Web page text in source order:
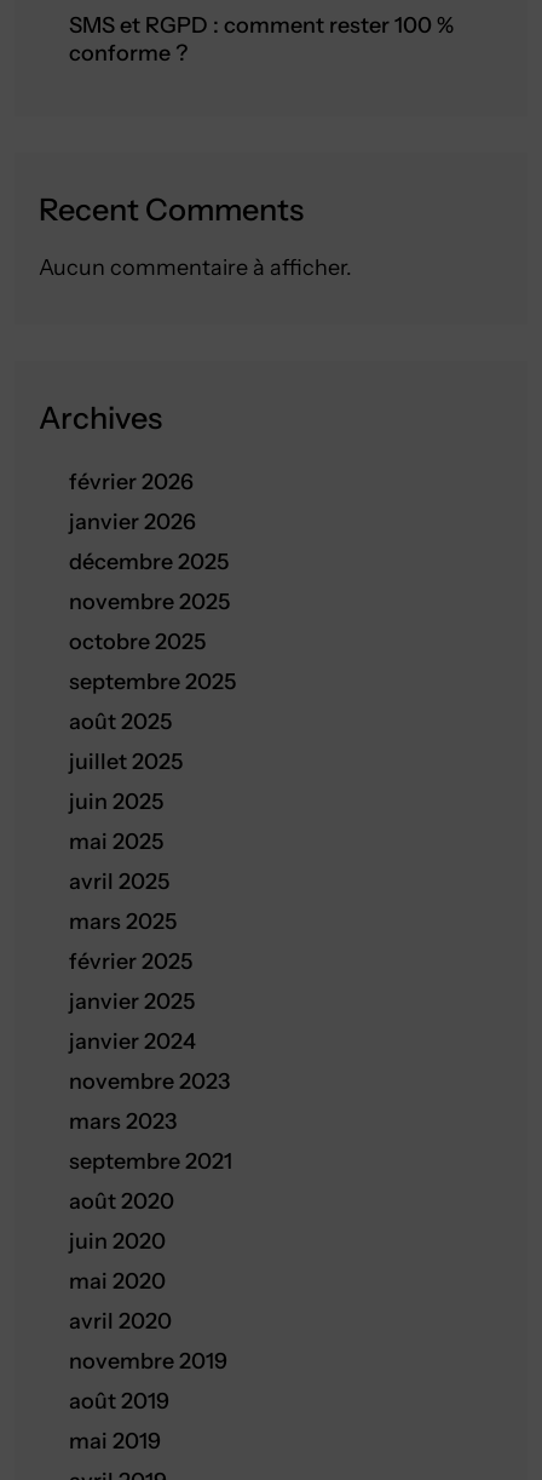
SMS et RGPD : comment rester 100 %
conforme ?
Recent Comments
Aucun commentaire à afficher.
Archives
février 2026
janvier 2026
décembre 2025
novembre 2025
octobre 2025
septembre 2025
août 2025
juillet 2025
juin 2025
mai 2025
avril 2025
mars 2025
février 2025
janvier 2025
janvier 2024
novembre 2023
mars 2023
septembre 2021
août 2020
juin 2020
mai 2020
avril 2020
novembre 2019
août 2019
mai 2019